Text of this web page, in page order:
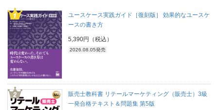
ユースケース実践ガイド［復刻版］ 効果的なユースケ
ースの書き方
5,390円（税込）
2026.08.05発売
販売士教科書 リテールマーケティング（販売士）3級
一発合格テキスト＆問題集 第5版